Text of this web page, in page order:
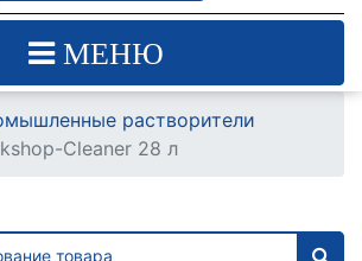
МЕНЮ
растворители
Cleaner 28 л